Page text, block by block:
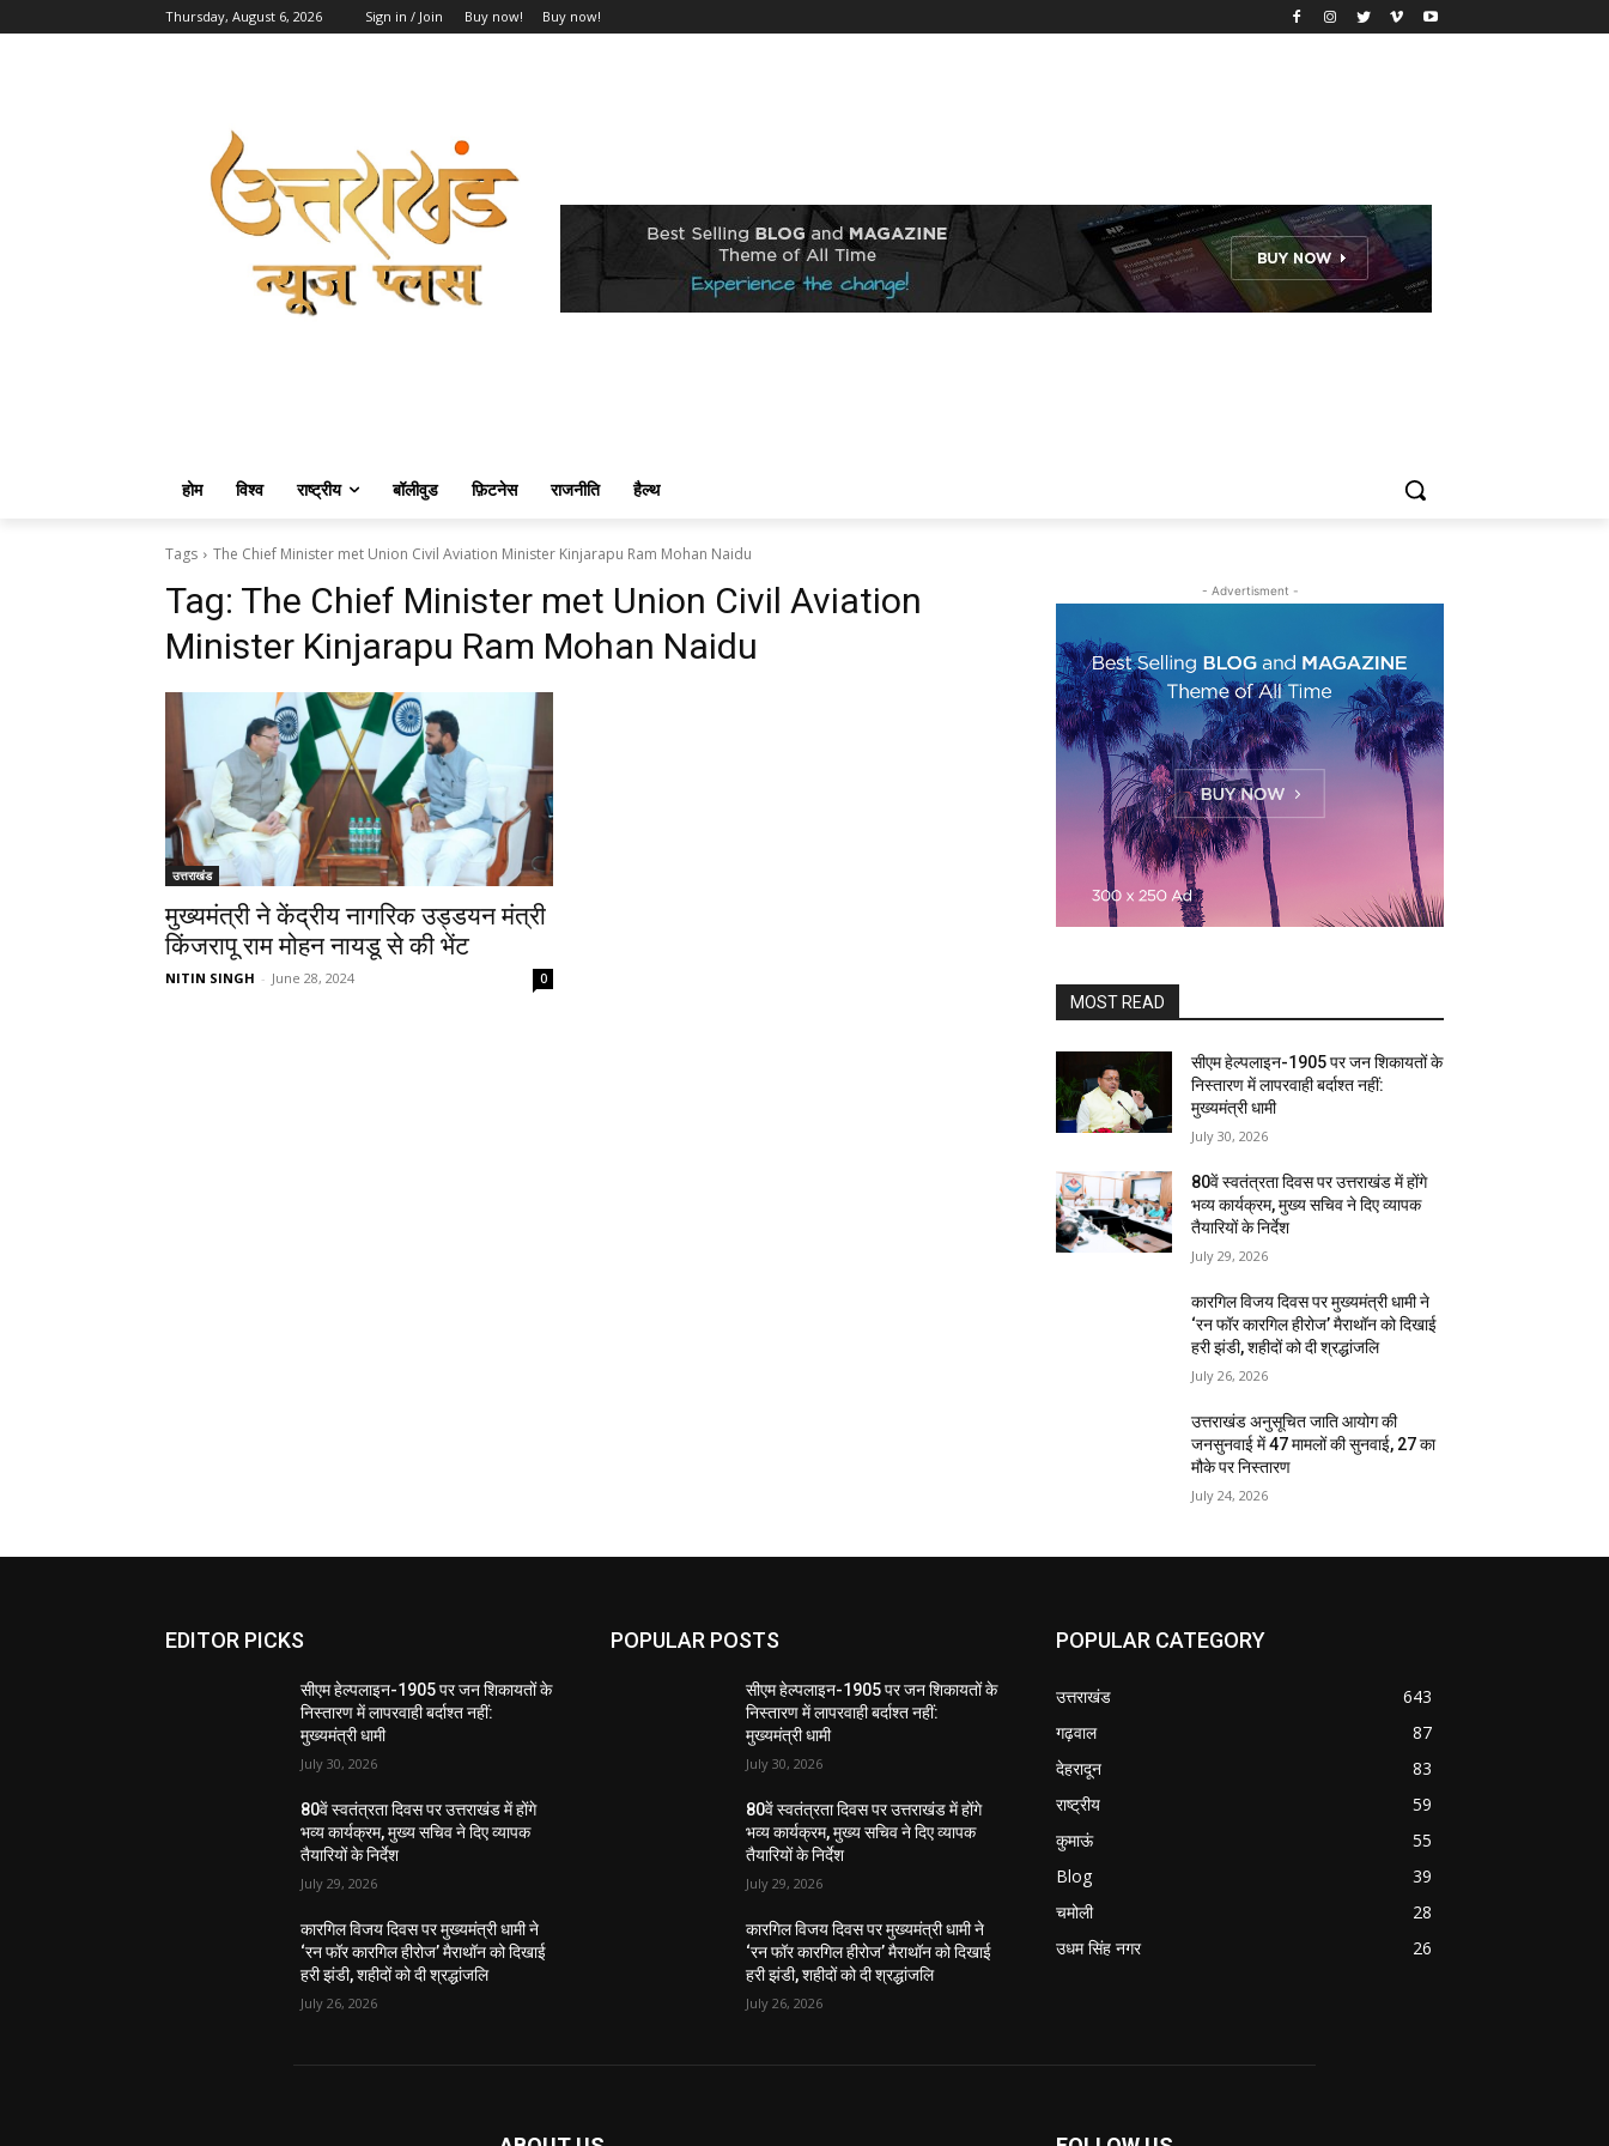
Thursday, August 6, 2026 Sign in / Join Buy now! Buy now!
होम विश्व राष्ट्रीय बॉलीवुड फ़िटनेस राजनीति हैल्थ
Tags The Chief Minister met Union Civil Aviation Minister Kinjarapu Ram Mohan Naidu
Tag: The Chief Minister met Union Civil Aviation
Minister Kinjarapu Ram Mohan Naidu
उत्तराखंड
मुख्यमंत्री ने केंद्रीय नागरिक उड्डयन मंत्री
किंजरापू राम मोहन नायडू से की भेंट
NITIN SINGH - June 28, 2024 0
- Advertisment -
MOST READ
सीएम हेल्पलाइन-1905 पर जन शिकायतों के
निस्तारण में लापरवाही बर्दाश्त नहीं:
मुख्यमंत्री धामी
July 30, 2026
80वें स्वतंत्रता दिवस पर उत्तराखंड में होंगे
भव्य कार्यक्रम, मुख्य सचिव ने दिए व्यापक
तैयारियों के निर्देश
July 29, 2026
कारगिल विजय दिवस पर मुख्यमंत्री धामी ने
‘रन फॉर कारगिल हीरोज’ मैराथॉन को दिखाई
हरी झंडी, शहीदों को दी श्रद्धांजलि
July 26, 2026
उत्तराखंड अनुसूचित जाति आयोग की
जनसुनवाई में 47 मामलों की सुनवाई, 27 का
मौके पर निस्तारण
July 24, 2026
EDITOR PICKS
सीएम हेल्पलाइन-1905 पर जन शिकायतों के
निस्तारण में लापरवाही बर्दाश्त नहीं:
मुख्यमंत्री धामी
July 30, 2026
80वें स्वतंत्रता दिवस पर उत्तराखंड में होंगे
भव्य कार्यक्रम, मुख्य सचिव ने दिए व्यापक
तैयारियों के निर्देश
July 29, 2026
कारगिल विजय दिवस पर मुख्यमंत्री धामी ने
‘रन फॉर कारगिल हीरोज’ मैराथॉन को दिखाई
हरी झंडी, शहीदों को दी श्रद्धांजलि
July 26, 2026
POPULAR POSTS
सीएम हेल्पलाइन-1905 पर जन शिकायतों के
निस्तारण में लापरवाही बर्दाश्त नहीं:
मुख्यमंत्री धामी
July 30, 2026
80वें स्वतंत्रता दिवस पर उत्तराखंड में होंगे
भव्य कार्यक्रम, मुख्य सचिव ने दिए व्यापक
तैयारियों के निर्देश
July 29, 2026
कारगिल विजय दिवस पर मुख्यमंत्री धामी ने
‘रन फॉर कारगिल हीरोज’ मैराथॉन को दिखाई
हरी झंडी, शहीदों को दी श्रद्धांजलि
July 26, 2026
POPULAR CATEGORY
उत्तराखंड
643
गढ़वाल
87
देहरादून
83
राष्ट्रीय
59
कुमाऊं
55
Blog
39
चमोली
28
उधम सिंह नगर
26